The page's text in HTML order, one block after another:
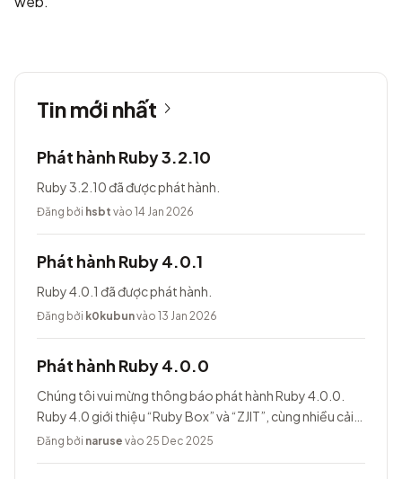
Tin mới nhất
Phát hành Ruby 3.2.10
Ruby 3.2.10 đã được phát hành.
Đăng bởi hsbt vào 14 Jan 2026
Phát hành Ruby 4.0.1
Ruby 4.0.1 đã được phát hành.
Đăng bởi k0kubunvào 13 Jan 2026
Phát hành Ruby 4.0.0
Chúng tôi vui mừng thông báo phát hành Ruby 4.0.0.
Ruby 4.0 giới thiệu “Ruby Box” và “ZJIT”, cùng nhiều cải
tiến khác.
Đăng bởi naruse vào 25 Dec 2025